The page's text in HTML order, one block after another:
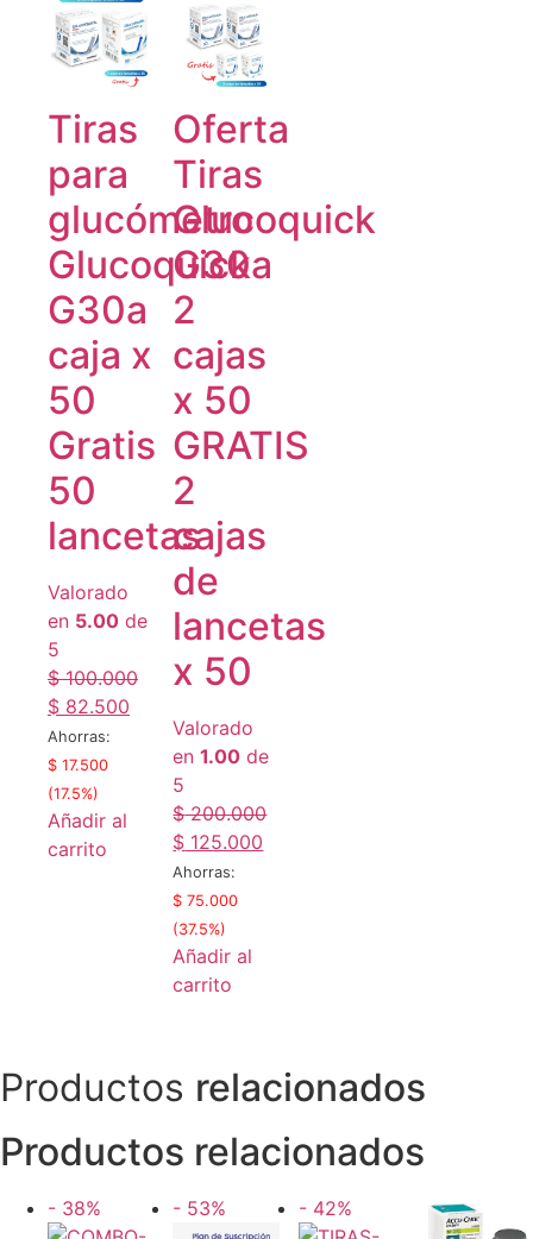
Tiras
para
glucómetro
Glucoquick
G30a
caja x
50
Gratis
50
lancetas
Valorado
en 5.00 de
5
$100.000
Original
price
was:
$ 100.000.
$ 82.500
$ 82.500.
Ahorras:
$ 17.500
(17.5%)
Añadir al
carrito
Oferta
Tiras
Glucoquick
G30a
2
cajas
x 50
GRATIS
2
cajas
de
lancetas
x 50
Valorado
en1.00 de
5
$200.000
Original
price
was:
$ 200.000.
$ 125.000
Ahorras:
$ 75.000
(37.5%)
Añadir al
carrito
Productos relacionados
Productos relacionados
- 38% - 53% - 42%